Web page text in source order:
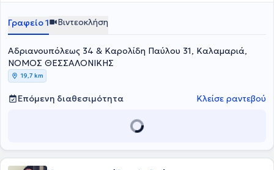
2006. Εργάστηκε στον Κυανού Σταυρό και στη Γενική Κλινική
Θεσσαλονίκης από το 2005 έως το 2022.
Γραφείο 1 Βιντεοκλήση
Αδριανουπόλεως 34 & Καρολίδη Παύλου 31, Καλαμαριά,
ΝΟΜΟΣ ΘΕΣΣΑΛΟΝΙΚΗΣ
19,7 km
Επόμενη διαθεσιμότητα Κλείσε ραντεβού